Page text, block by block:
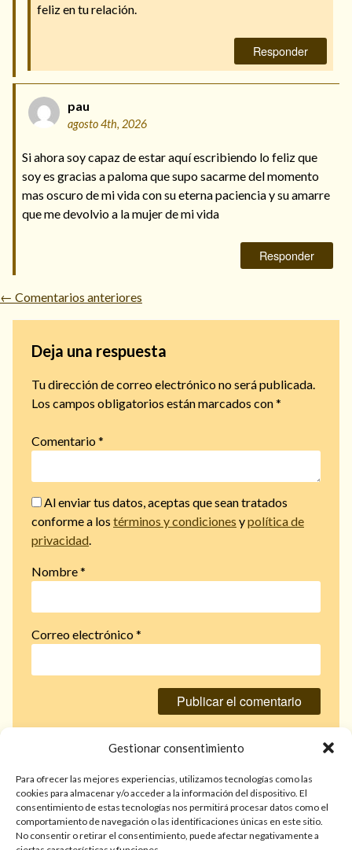
Gestionar consentimiento
Para ofrecer las mejores experiencias, utilizamos tecnologías como las
cookies para almacenar y/o acceder a la información del dispositivo. El
consentimiento de estas tecnologías nos permitirá procesar datos como el
comportamiento de navegación o las identificaciones únicas en este sitio.
No consentir o retirar el consentimiento, puede afectar negativamente a
feliz en tu relación.
Responder
pau
agosto 4th, 2026
Si ahora soy capaz de estar aquí escribiendo lo feliz que
soy es gracias a paloma que supo sacarme del momento
mas oscuro de mi vida con su eterna paciencia y su amarre
que me devolvio a la mujer de mi vida
Responder
← Comentarios anteriores
Deja una respuesta
Tu dirección de correo electrónico no será publicada.
Los campos obligatorios están marcados con*
Comentario*
Al enviar tus datos, aceptas que sean tratados
conforme a los términos y condiciones ypolítica de
privacidad
Nombre*
Correo electrónico*
Sólo para mayores de 18 años. Las lecturas de cartas, hechizos,
amarres, endulzamientos, videncias y predicciones tienen